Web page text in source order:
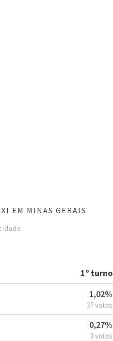
EM MINAS GERAIS
1º turno
1,02%
37 votos
0,27%
3 votos